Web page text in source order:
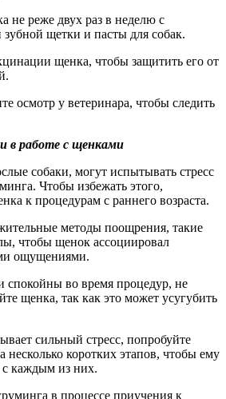
реже двух раз в неделю с
щетки и пасты для собак.
щенка, чтобы защитить его от
осмотр у ветеринара, чтобы следить
в работе с щенками
собаки, могут испытывать стресс
Чтобы избежать этого,
к процедурам с раннего возраста.
методы поощрения, такие
чтобы щенок ассоциировал
ощущениями.
во время процедур, не
щенка, так как это может усугубить
сильный стресс, попробуйте
несколько коротких этапов, чтобы ему
с каждым из них.
в процессе приучения к